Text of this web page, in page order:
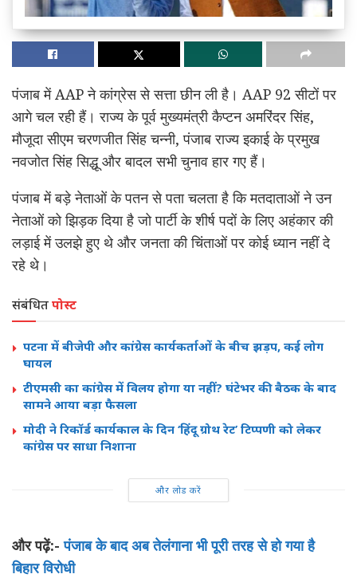
पंजाब में AAP ने कांग्रेस से सत्ता छीन ली है। AAP 92 सीटों पर
आगे चल रही हैं। राज्य के पूर्व मुख्यमंत्री कैप्टन अमरिंदर सिंह,
मौजूदा सीएम चरणजीत सिंह चन्नी, पंजाब राज्य इकाई के प्रमुख
नवजोत सिंह सिद्धू और बादल सभी चुनाव हार गए हैं।
पंजाब में बड़े नेताओं के पतन से पता चलता है कि मतदाताओं ने उन
नेताओं को झिड़क दिया है जो पार्टी के शीर्ष पदों के लिए अहंकार की
लड़ाई में उलझे हुए थे और जनता की चिंताओं पर कोई ध्यान नहीं दे
रहे थे।
संबंधितपोस्ट
पटना में बीजेपी और कांग्रेस कार्यकर्ताओं के बीच झड़प, कई लोग
घायल
टीएमसी का कांग्रेस में विलय होगा या नहीं? घंटेभर की बैठक के बाद
सामने आया बड़ा फैसला
मोदी ने रिकॉर्ड कार्यकाल के दिन ‘हिंदू ग्रोथ रेट’ टिप्पणी को लेकर
कांग्रेस पर साधा निशाना
और लोड करें
और पढ़ें:-पंजाब के बाद अब तेलंगाना भी पूरी तरह से हो गया है
बिहार विरोधी